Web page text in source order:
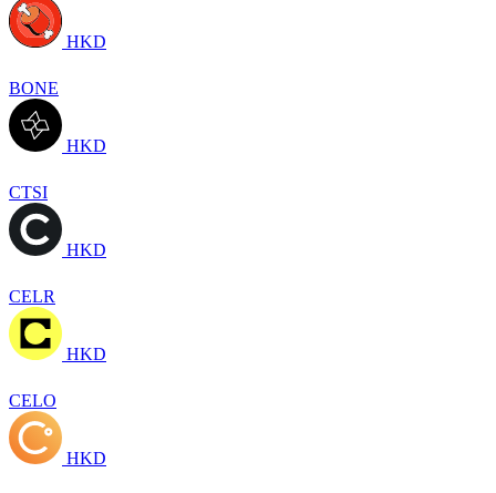
HKD
BONE
HKD
CTSI
HKD
CELR
HKD
CELO
HKD